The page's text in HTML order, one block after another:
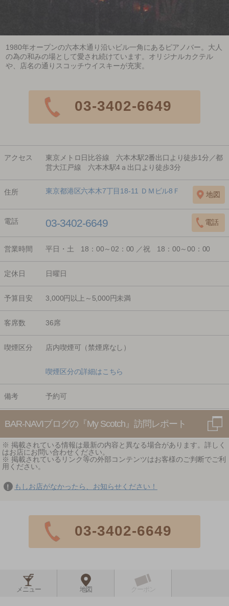
1980年オープンの六本木通り沿いビル一角にあるピアノバー。大人
の為の和みの場として愛され続けています。オリジナルカクテル
や、店名の通りスコッチウイスキーが充実。
03-3402-6649
アクセス
東京メトロ日比谷線 六本木駅2番出口より徒歩1分／都
営大江戸線 六本木駅4ａ出口より徒歩3分
住所 東京都港区六本木7丁目18-11 ＤＭビル8Ｆ
電話 03-3402-6649
営業時間 平日・土 18：00～02：00 ／祝 18：00～00：00
定休日 日曜日
予算目安 3,000円以上～5,000円未満
客席数 36席
喫煙区分 店内喫煙可（禁煙席なし）
喫煙区分の詳細はこちら
備考 予約可
BAR-NAVIブログの『My Scotch』訪問レポート
※ 掲載されている情報は最新の内容と異なる場合があります。詳しく
はお店にお問い合わせください。
※ 掲載されているリンク等の外部コンテンツはお客様のご判断でご利
用ください。
もしお店がなかったら、お知らせください！
03-3402-6649
メニュー 地図